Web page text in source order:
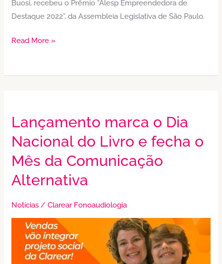
Buosi, recebeu o Prêmio “Alesp Empreendedora de
Destaque 2022”, da Assembleia Legislativa de São Paulo.
Read More »
Lançamento marca o Dia
Nacional do Livro e fecha o
Mês da Comunicação
Alternativa
Notícias /Clarear Fonoaudiologia
Lançamento
o
Dia
do
fecha
Mês